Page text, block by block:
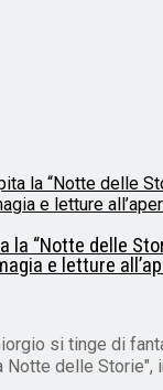
la “Notte delle
e letture
si tinge di
delle Storie",